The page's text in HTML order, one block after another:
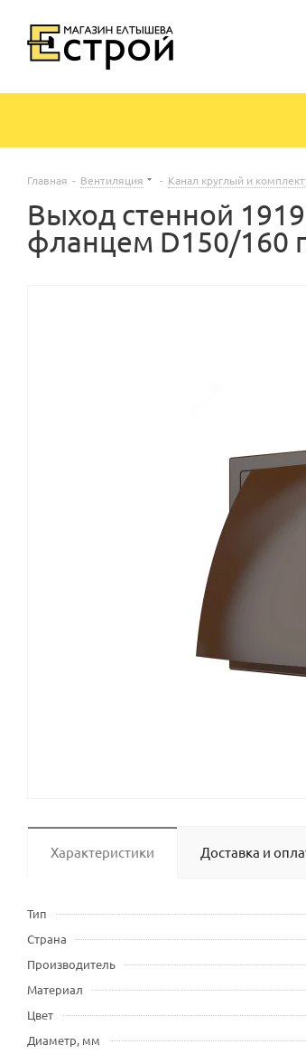
Главная - Вентиляция - Канал круглый и
Выход стенной
фланцем D150/160
Характеристики Доставка и
Тип
Страна
Производитель
Материал
Цвет
Диаметр, мм